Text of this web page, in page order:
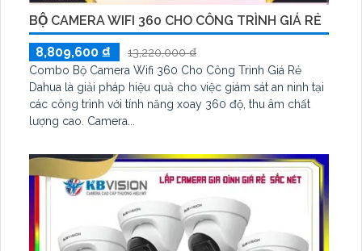
BỘ CAMERA WIFI 360 CHO CÔNG TRÌNH GIÁ RẺ
8,809,600 ₫
13,220,000 ₫
Combo Bộ Camera Wifi 360 Cho Công Trình Giá Rẻ
Dahua là giải pháp hiệu quả cho việc giám sát an ninh tại
các công trình với tính năng xoay 360 độ, thu âm chất
lượng cao. Camera...